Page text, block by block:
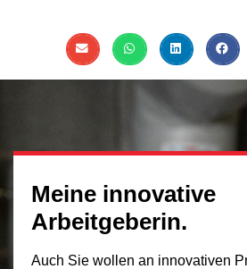
Meine innovative
Arbeitgeberin.
Auch Sie wollen an innovativen